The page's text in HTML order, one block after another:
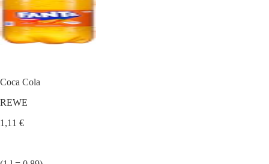
Coca Cola
REWE
1,11 €